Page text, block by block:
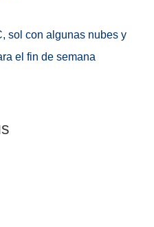
sol con algunas nubes y
el fin de semana